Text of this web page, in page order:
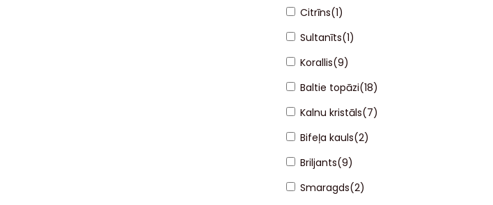
Citrīns(1)
Sultanīts(1)
Korallis(9)
Baltie topāzi(18)
Kalnu kristāls(7)
Bifeļa kauls(2)
Briljants(9)
Smaragds(2)